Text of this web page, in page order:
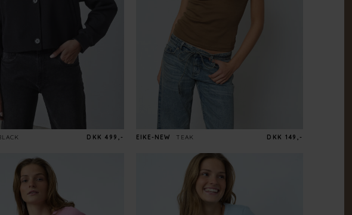
DKK 499,- EIKE-NEW TEAK DKK 149,-